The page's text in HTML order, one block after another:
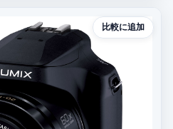
比較に追加